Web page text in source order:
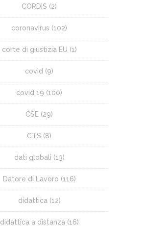
CORDIS (2)
coronavirus (102)
corte di giustizia EU (1)
covid (9)
covid 19 (100)
CSE (29)
CTS (8)
dati globali (13)
Datore di Lavoro (116)
didattica (12)
didattica a distanza (16)